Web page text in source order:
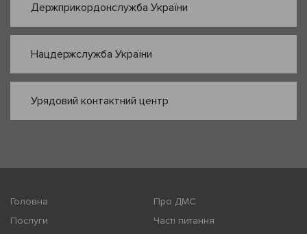
Держприкордонслужба України
Нацдержслужба України
Урядовий контактний центр
Головна
Про ДМС
Послуги
Часті питання